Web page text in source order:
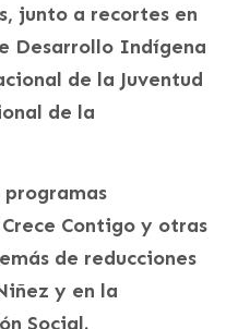
junto a recortes en
Desarrollo Indígena
de la Juventud
de la
Contigo y otras
de reducciones
y en la
Social.